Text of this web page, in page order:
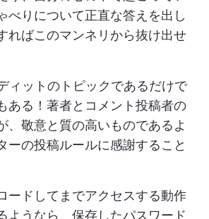
べりについて正直な答えを出し
ればこのマンネリから抜け出せ
ィットのトピックであるだけで
ある！著者とコメント投稿者の
、敬意と質の高いものであるよ
ーの投稿ルールに感謝すること
ードしてまでアクセスする動作
ようなら、保存したパスワード